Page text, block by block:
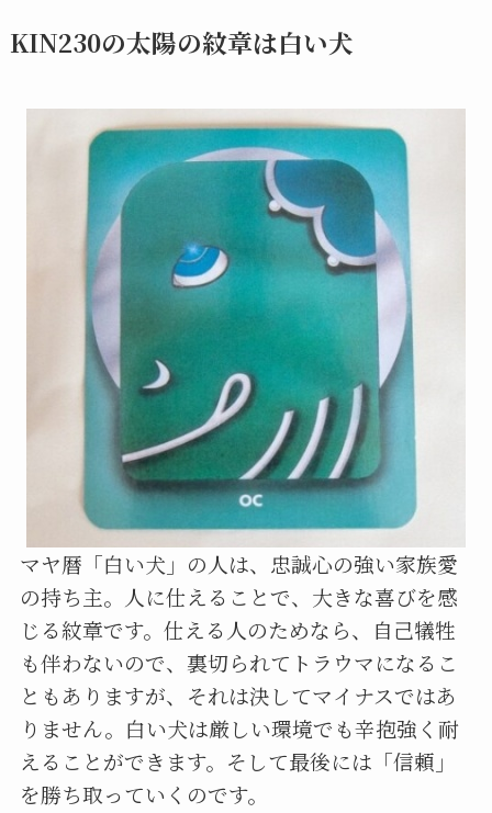
KIN230の太陽の紋章は白い犬
マヤ暦「白い犬」の人は、忠誠心の強い家族愛
の持ち主。人に仕えることで、大きな喜びを感
じる紋章です。仕える人のためなら、自己犠牲
も伴わないので、裏切られてトラウマになるこ
ともありますが、それは決してマイナスではあ
りません。白い犬は厳しい環境でも辛抱強く耐
えることができます。そして最後には「信頼」
を勝ち取っていくのです。